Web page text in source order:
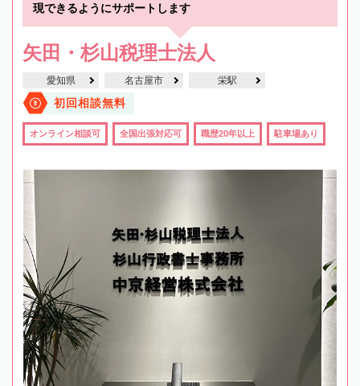
現できるようにサポートします
矢田・杉山税理士法人
愛知県 名古屋市 栄駅
初回相談無料
オンライン相談可 全国出張対応可 職歴20年以上 駐車場あり